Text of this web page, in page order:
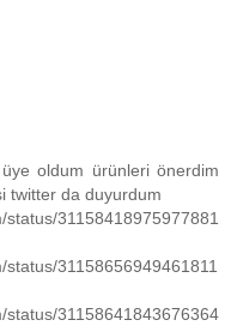
oldum ürünleri önerdim
twitter da duyurdum
31158418975977881
31158656949461811
31158641843676364